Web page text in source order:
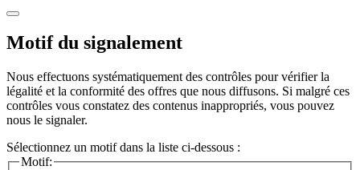
Motif du signalement
Nous effectuons systématiquement des contrôles pour vérifier la
légalité et la conformité des offres que nous diffusons. Si malgré ces
contrôles vous constatez des contenus inappropriés, vous pouvez
nous le signaler.
Sélectionnez un motif dans la liste ci-dessous :
Motif: